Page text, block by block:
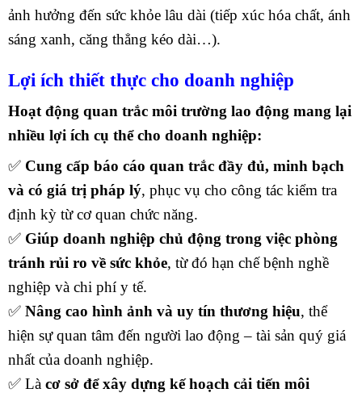
ảnh hưởng đến sức khỏe lâu dài (tiếp xúc hóa chất, ánh
sáng xanh, căng thẳng kéo dài…).
Lợi ích thiết thực cho doanh nghiệp
Hoạt động quan trắc môi trường lao động mang lại
nhiều lợi ích cụ thể cho doanh nghiệp:
✅ Cung cấp báo cáo quan trắc đầy đủ, minh bạch
và có giá trị pháp lý, phục vụ cho công tác kiểm tra
định kỳ từ cơ quan chức năng.
✅ Giúp doanh nghiệp chủ động trong việc phòng
tránh rủi ro về sức khỏe, từ đó hạn chế bệnh nghề
nghiệp và chi phí y tế.
✅ Nâng cao hình ảnh và uy tín thương hiệu, thể
hiện sự quan tâm đến người lao động – tài sản quý giá
nhất của doanh nghiệp.
✅ Là cơ sở để xây dựng kế hoạch cải tiến môi